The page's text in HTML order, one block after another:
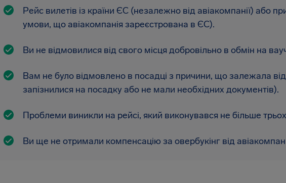
Рейс вилетів із країни ЄС (незалежно від авіакомпанії) або
умови, що авіакомпанія зареєстрована в ЄС).
Ви не відмовилися від свого місця добровільно в обмін на
Вам не було відмовлено в посадці з причини, що залежала
запізнилися на посадку або не мали необхідних документів).
Проблеми виникли на рейсі, який виконувався не більше
Ви ще не отримали компенсацію за овербукінг від